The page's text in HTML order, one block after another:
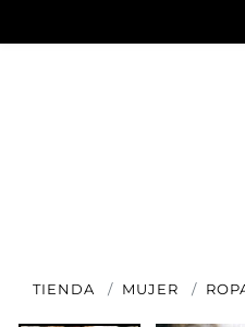
TIENDA MUJER